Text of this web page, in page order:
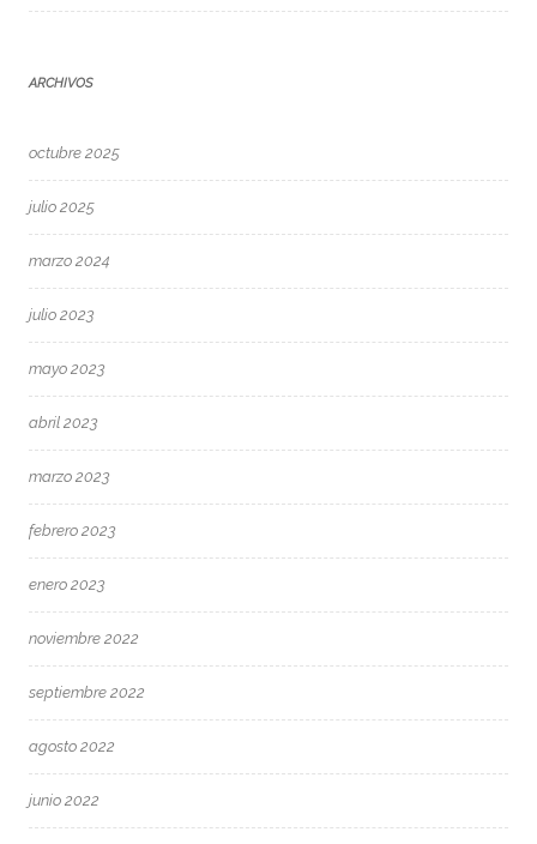
ARCHIVOS
octubre 2025
julio 2025
marzo 2024
julio 2023
mayo 2023
abril 2023
marzo 2023
febrero 2023
enero 2023
noviembre 2022
septiembre 2022
agosto 2022
junio 2022